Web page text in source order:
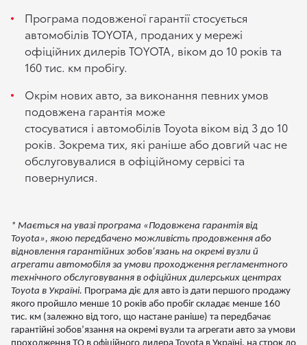
Програма подовженої гарантії стосується
автомобілів TOYOTA, проданих у мережі
офіційних дилерів TOYOTA, віком до 10 років та
160 тис. км пробігу.
Окрім нових авто, за виконання певних умов
подовжена гарантія може
стосуватися і автомобілів Toyota віком від 3 до 10
років. Зокрема тих, які раніше або довгий час не
обслуговувалися в офіційному сервісі та
повернулися.
* Мається на увазі програма «Подовжена гарантія від
Toyota», якою передбачено можливість продовження або
відновлення гарантійних зобов’язань на окремі вузли й
агрегати автомобіля за умови проходження регламентного
технічного обслуговування в офіційних дилерських центрах
Toyota в Україні. Програма діє для авто із дати першого продажу
якого пройшло менше 10 років або пробіг складає менше 160
тис. км (залежно від того, що настане раніше) та передбачає
гарантійні зобов’язання на окремі вузли та агрегати авто за умови